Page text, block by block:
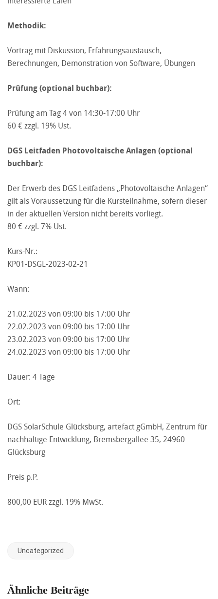
Methodik:
Vortrag mit Diskussion, Erfahrungsaustausch,
Berechnungen, Demonstration von Software, Übungen
Prüfung (optional buchbar):
Prüfung am Tag 4 von 14:30-17:00 Uhr
60 € zzgl. 19% Ust.
DGS Leitfaden Photovoltaische Anlagen (optional
buchbar):
Der Erwerb des DGS Leitfadens „Photovoltaische Anlagen“
gilt als Voraussetzung für die Kursteilnahme, sofern dieser
in der aktuellen Version nicht bereits vorliegt.
80 € zzgl. 7% Ust.
Kurs-Nr.:
KP01-DSGL-2023-02-21
Wann:
21.02.2023 von 09:00 bis 17:00 Uhr
22.02.2023 von 09:00 bis 17:00 Uhr
23.02.2023 von 09:00 bis 17:00 Uhr
24.02.2023 von 09:00 bis 17:00 Uhr
Dauer: 4 Tage
Ort:
DGS SolarSchule Glücksburg, artefact gGmbH, Zentrum für
nachhaltige Entwicklung, Bremsbergallee 35, 24960
Glücksburg
Preis p.P.
800,00 EUR zzgl. 19% MwSt.
Uncategorized
Ähnliche Beiträge